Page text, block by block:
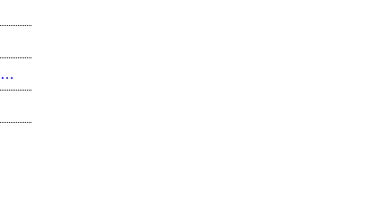
端午粽飄香 三峽警友辦事處致贈肉粽、西瓜消暑慰勞警察弟兄